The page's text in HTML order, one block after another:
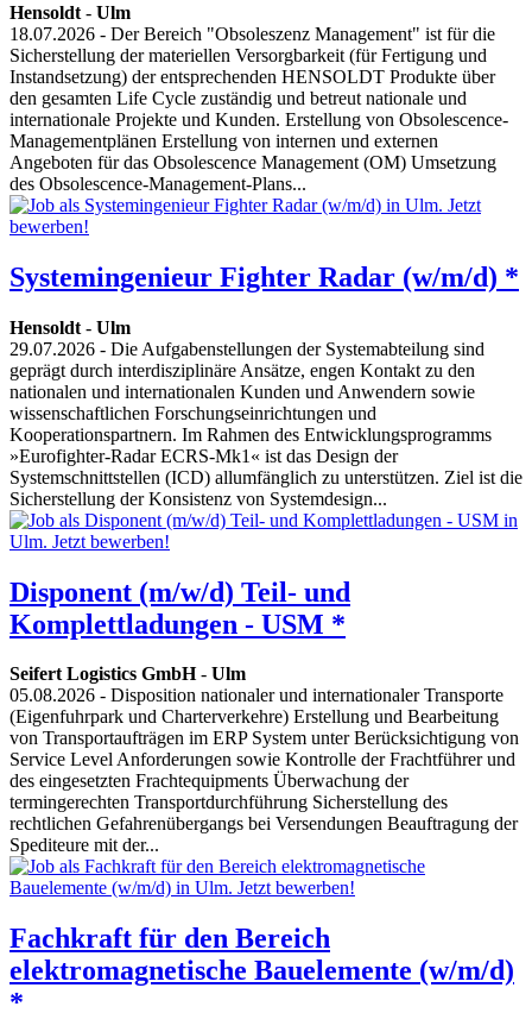
Hensoldt - Ulm
18.07.2026 - Der Bereich "Obsoleszenz Management" ist für die
Sicherstellung der materiellen Versorgbarkeit (für Fertigung und
Instandsetzung) der entsprechenden HENSOLDT Produkte über
den gesamten Life Cycle zuständig und betreut nationale und
internationale Projekte und Kunden. Erstellung von Obsolescence-
Managementplänen Erstellung von internen und externen
Angeboten für das Obsolescence Management (OM) Umsetzung
des Obsolescence-Management-Plans...
Systemingenieur Fighter Radar (w/m/d) *
Hensoldt - Ulm
29.07.2026 - Die Aufgabenstellungen der Systemabteilung sind
geprägt durch interdisziplinäre Ansätze, engen Kontakt zu den
nationalen und internationalen Kunden und Anwendern sowie
wissenschaftlichen Forschungseinrichtungen und
Kooperationspartnern. Im Rahmen des Entwicklungsprogramms
»Eurofighter-Radar ECRS-Mk1« ist das Design der
Systemschnittstellen (ICD) allumfänglich zu unterstützen. Ziel ist die
Sicherstellung der Konsistenz von Systemdesign...
Disponent (m/w/d) Teil- und
Komplettladungen - USM *
Seifert Logistics GmbH- Ulm
05.08.2026 - Disposition nationaler und internationaler Transporte
(Eigenfuhrpark und Charterverkehre) Erstellung und Bearbeitung
von Transportaufträgen im ERP System unter Berücksichtigung von
Service Level Anforderungen sowie Kontrolle der Frachtführer und
des eingesetzten Frachtequipments Überwachung der
termingerechten Transportdurchführung Sicherstellung des
rechtlichen Gefahrenübergangs bei Versendungen Beauftragung der
Spediteure mit der...
Fachkraft für den Bereich
elektromagnetische Bauelemente (w/m/d)
*